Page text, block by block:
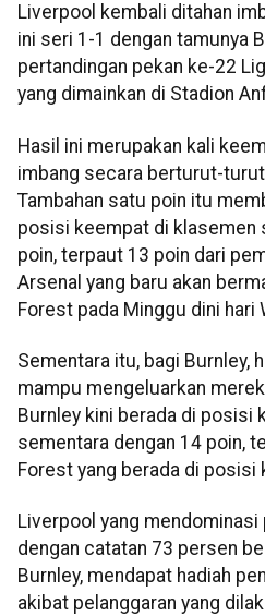
Liverpool kembali ditahan
ini seri 1-1 dengan tamunya
pertandingan pekan ke-22
yang dimainkan di Stadion
Hasil ini merupakan kali
imbang secara berturut-
Tambahan satu poin itu
posisi keempat di klasemen
poin, terpaut 13 poin dari
Arsenal yang baru akan
Forest pada Minggu dini hari
Sementara itu, bagi Burnley,
mampu mengeluarkan
Burnley kini berada di posisi
sementara dengan 14 poin,
Forest yang berada di posisi
Liverpool yang mendominasi
dengan catatan 73 persen
Burnley, mendapat hadiah
akibat pelanggaran yang